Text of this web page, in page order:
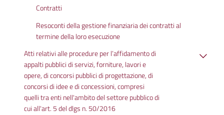
Contratti
Resoconti della gestione finanziaria dei contratti al
termine della loro esecuzione
Atti relativi alle procedure per l’affidamento di
appalti pubblici di servizi, forniture, lavori e
opere, di concorsi pubblici di progettazione, di
concorsi di idee e di concessioni, compresi
quelli tra enti nell'ambito del settore pubblico di
cui all'art. 5 del dlgs n. 50/2016